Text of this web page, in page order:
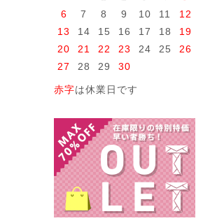
6
7 8 9 10 11
12
13
14 15 16 17 18
19
20
21 22 23 24 25
26
27
28 29 30
赤字は休業日です